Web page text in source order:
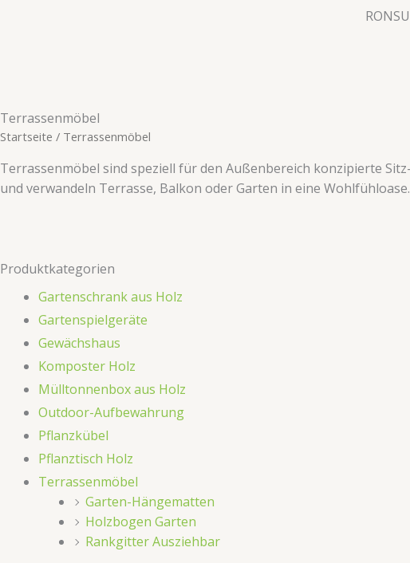
​​Terrassenmöbel​​
Startseite / ​​Terrassenmöbel​​
Terrassenmöbel sind speziell für den Außenbereich konzipierte
und verwandeln Terrasse, Balkon oder Garten in eine Wohlfühloase.
Produktkategorien
Gartenschrank aus Holz
​Gartenspielgeräte​​
​​Gewächshaus​​
Komposter Holz
Mülltonnenbox aus Holz
Outdoor-Aufbewahrung
​​Pflanzkübel​​
Pflanztisch Holz
​​Terrassenmöbel​​
Garten-Hängematten
Holzbogen Garten
Rankgitter Ausziehbar